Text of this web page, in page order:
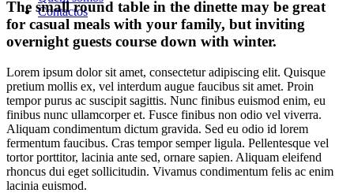
Contactos
The small round table in the dinette may be great
for casual meals with your family, but inviting
overnight guests course down with winter.
Lorem ipsum dolor sit amet, consectetur adipiscing elit. Quisque
pretium mollis ex, vel interdum augue faucibus sit amet. Proin
tempor purus ac suscipit sagittis. Nunc finibus euismod enim, eu
finibus nunc ullamcorper et. Fusce finibus non odio vel viverra.
Aliquam condimentum dictum gravida. Sed eu odio id lorem
fermentum faucibus. Cras tempor semper ligula. Pellentesque vel
tortor porttitor, lacinia ante sed, ornare sapien. Aliquam eleifend
rhoncus dui eget sollicitudin. Vivamus condimentum felis ac enim
lacinia euismod.